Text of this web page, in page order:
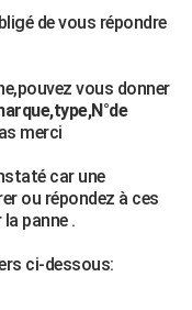
de vous répondre
vous donner
merci
car une
ou répondez à ces
panne .
ci-dessous: